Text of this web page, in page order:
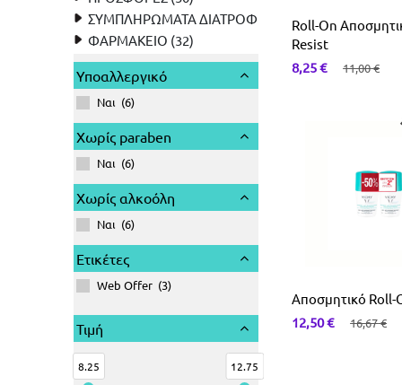
ΣΥΜΠΛΗΡΩΜΑΤΑ ΔΙΑΤΡΟΦΗΣ (161)
ΦΑΡΜΑΚΕΙΟ (32)
Υποαλλεργικό
Ναι (6)
Χωρίς paraben
Ναι (6)
Χωρίς αλκοόλη
Ναι (6)
Ετικέτες
Web Offer (3)
Τιμή
8.25 12.75
Roll-On
Resist
8,25€ 11,00€
Αποσμητικό Roll-
12,50€ 16,67€
Συμπληρώματα Διατροφής Για Μαλλιά
Φολικό Οξύ-Β9
Saw Palmeto
Ασερόλα
Σερραπεπτάση
Φυτικές Ίνες